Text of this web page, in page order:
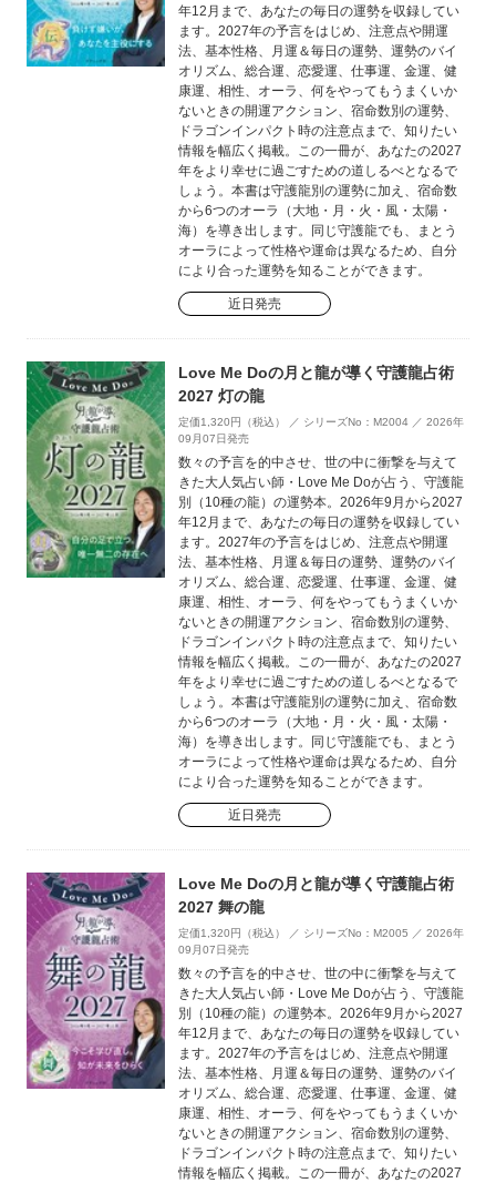
年12月まで、あなたの毎日の運勢を収録してい
ます。2027年の予言をはじめ、注意点や開運
法、基本性格、月運＆毎日の運勢、運勢のバイ
オリズム、総合運、恋愛運、仕事運、金運、健
康運、相性、オーラ、何をやってもうまくいか
ないときの開運アクション、宿命数別の運勢、
ドラゴンインパクト時の注意点まで、知りたい
情報を幅広く掲載。この一冊が、あなたの2027
年をより幸せに過ごすための道しるべとなるで
しょう。本書は守護龍別の運勢に加え、宿命数
から6つのオーラ（大地・月・火・風・太陽・
海）を導き出します。同じ守護龍でも、まとう
オーラによって性格や運命は異なるため、自分
により合った運勢を知ることができます。
近日発売
Love Me Doの月と龍が導く守護龍占術
2027 灯の龍
定価1,320円（税込） ／ シリーズNo：M2004 ／ 2026年
09月07日発売
数々の予言を的中させ、世の中に衝撃を与えて
きた大人気占い師・Love Me Doが占う、守護龍
別（10種の龍）の運勢本。2026年9月から2027
年12月まで、あなたの毎日の運勢を収録してい
ます。2027年の予言をはじめ、注意点や開運
法、基本性格、月運＆毎日の運勢、運勢のバイ
オリズム、総合運、恋愛運、仕事運、金運、健
康運、相性、オーラ、何をやってもうまくいか
ないときの開運アクション、宿命数別の運勢、
ドラゴンインパクト時の注意点まで、知りたい
情報を幅広く掲載。この一冊が、あなたの2027
年をより幸せに過ごすための道しるべとなるで
しょう。本書は守護龍別の運勢に加え、宿命数
から6つのオーラ（大地・月・火・風・太陽・
海）を導き出します。同じ守護龍でも、まとう
オーラによって性格や運命は異なるため、自分
により合った運勢を知ることができます。
近日発売
Love Me Doの月と龍が導く守護龍占術
2027 舞の龍
定価1,320円（税込） ／ シリーズNo：M2005 ／ 2026年
09月07日発売
数々の予言を的中させ、世の中に衝撃を与えて
きた大人気占い師・Love Me Doが占う、守護龍
別（10種の龍）の運勢本。2026年9月から2027
年12月まで、あなたの毎日の運勢を収録してい
ます。2027年の予言をはじめ、注意点や開運
法、基本性格、月運＆毎日の運勢、運勢のバイ
オリズム、総合運、恋愛運、仕事運、金運、健
康運、相性、オーラ、何をやってもうまくいか
ないときの開運アクション、宿命数別の運勢、
ドラゴンインパクト時の注意点まで、知りたい
情報を幅広く掲載。この一冊が、あなたの2027